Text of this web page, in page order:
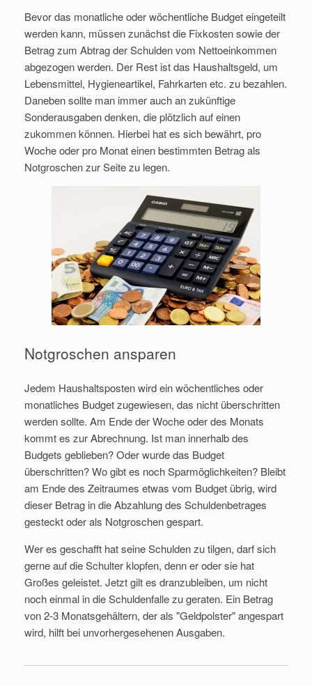
Bevor das monatliche oder wöchentliche Budget eingeteilt
werden kann, müssen zunächst die Fixkosten sowie der
Betrag zum Abtrag der Schulden vom Nettoeinkommen
abgezogen werden. Der Rest ist das Haushaltsgeld, um
Lebensmittel, Hygieneartikel, Fahrkarten etc. zu bezahlen.
Daneben sollte man immer auch an zukünftige
Sonderausgaben denken, die plötzlich auf einen
zukommen können. Hierbei hat es sich bewährt, pro
Woche oder pro Monat einen bestimmten Betrag als
Notgroschen zur Seite zu legen.
Notgroschen ansparen
Jedem Haushaltsposten wird ein wöchentliches oder
monatliches Budget zugewiesen, das nicht überschritten
werden sollte. Am Ende der Woche oder des Monats
kommt es zur Abrechnung. Ist man innerhalb des
Budgets geblieben? Oder wurde das Budget
überschritten? Wo gibt es noch Sparmöglichkeiten? Bleibt
am Ende des Zeitraumes etwas vom Budget übrig, wird
dieser Betrag in die Abzahlung des Schuldenbetrages
gesteckt oder als Notgroschen gespart.
Wer es geschafft hat seine Schulden zu tilgen, darf sich
gerne auf die Schulter klopfen, denn er oder sie hat
Großes geleistet. Jetzt gilt es dranzubleiben, um nicht
noch einmal in die Schuldenfalle zu geraten. Ein Betrag
von 2-3 Monatsgehältern, der als "Geldpolster" angespart
wird, hilft bei unvorhergesehenen Ausgaben.